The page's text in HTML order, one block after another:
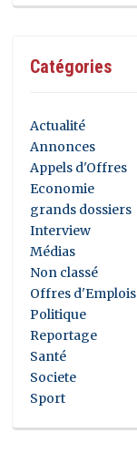
Catégories
Actualité
Annonces
Appels d'Offres
Economie
grands dossiers
Interview
Médias
Non classé
Offres d'Emplois
Politique
Reportage
Santé
Societe
Sport